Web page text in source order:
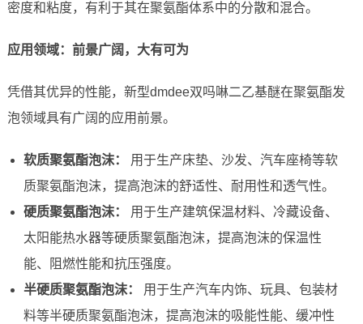
密度和粘度，有利于其在聚氨酯体系中的分散和混合。
应用领域：前景广阔，大有可为
凭借其优异的性能，新型dmdee双吗啉二乙基醚在聚氨酯发
泡领域具有广阔的应用前景。
软质聚氨酯泡沫：
用于生产床垫、沙发、汽车座椅等软
质聚氨酯泡沫，提高泡沫的舒适性、耐用性和透气性。
硬质聚氨酯泡沫：
用于生产建筑保温材料、冷藏设备、
太阳能热水器等硬质聚氨酯泡沫，提高泡沫的保温性
能、阻燃性能和抗压强度。
半硬质聚氨酯泡沫：
用于生产汽车内饰、玩具、包装材
料等半硬质聚氨酯泡沫，提高泡沫的吸能性能、缓冲性